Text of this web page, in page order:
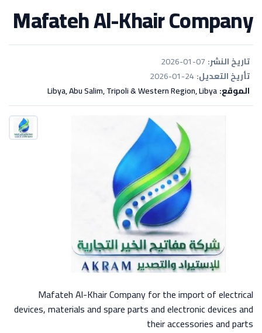
Mafateh Al-Khair Company
تاريخ النشر: 2026-01-07
تأريخ التعديل: 2026-01-24
الموقع:Libya, Abu Salim, Tripoli & Western Region, Libya
Mafateh Al-Khair Company for the import of electrical
devices, materials and spare parts and electronic devices and
their accessories and parts